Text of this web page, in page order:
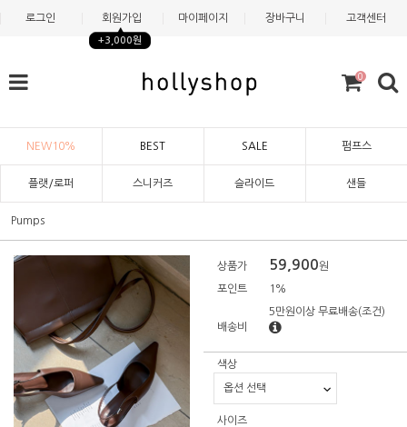
로그인 회원가입
+3,000원
마이페이지 장바구니 고객센터
0
NEW10% BEST SALE 펌프스
플랫/로퍼 스니커즈 슬라이드 샌들
Pumps
상품가 59,900원
포인트 1%
배송비
5만원이상 무료배송(조건)
색상
사이즈